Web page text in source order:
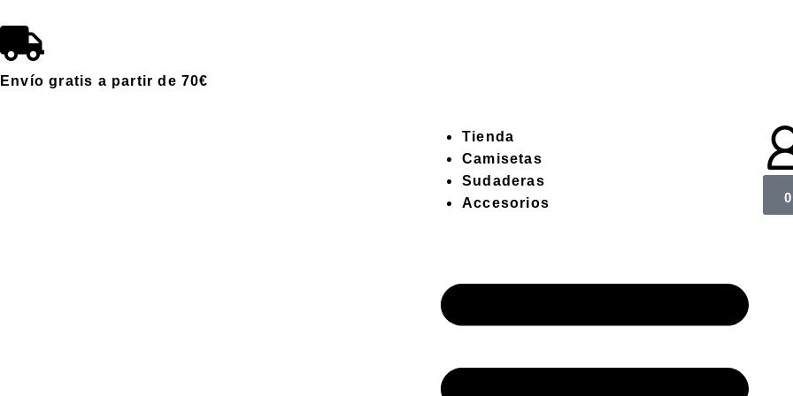
Envío gratis a partir de 70€
Tienda
Camisetas
Sudaderas
Accesorios